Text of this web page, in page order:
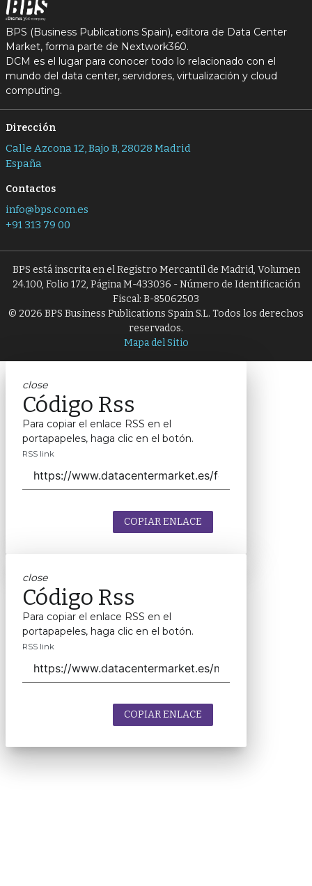
BPS (Business Publications Spain), editora de Data Center
Market, forma parte de Nextwork360.
DCM es el lugar para conocer todo lo relacionado con el
mundo del data center, servidores, virtualización y cloud
computing.
Dirección
Calle Azcona 12, Bajo B, 28028 Madrid
España
Contactos
info@bps.com.es
+91 313 79 00
BPS está inscrita en el Registro Mercantil de Madrid, Volumen
24.100, Folio 172, Página M-433036 - Número de Identificación
Fiscal: B-85062503
© 2026 BPS Business Publications Spain S.L. Todos los derechos
reservados.
Mapa del Sitio
close
Código Rss
Para copiar el enlace RSS en el
portapapeles, haga clic en el botón.
RSS link
COPIAR ENLACE
close
Código Rss
Para copiar el enlace RSS en el
portapapeles, haga clic en el botón.
RSS link
COPIAR ENLACE